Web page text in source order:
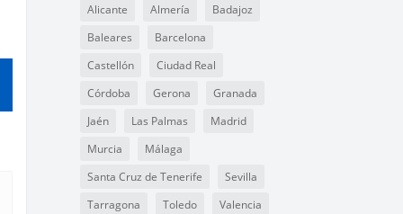
Alicante Almería
Badajoz
Baleares
Barcelona
Castellón
Ciudad Real
Córdoba
Gerona
Granada
Jaén
Las Palmas
Madrid
Murcia
Málaga
Santa Cruz de Tenerife
Sevilla
Tarragona
Toledo Valencia